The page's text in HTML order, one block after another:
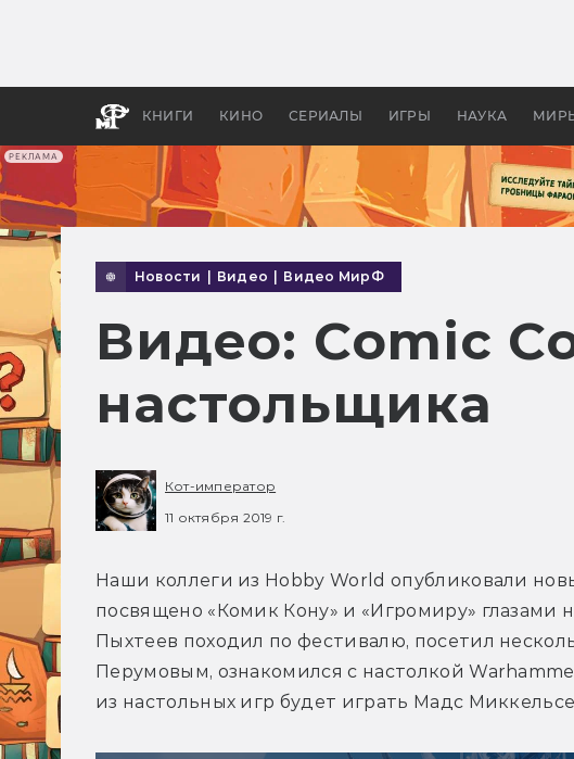
РЕКЛАМА
КНИГИ КИНО СЕРИАЛЫ ИГРЫ НАУКА
апокалипсис, в
Новости Видео Видео МирФ
Видео: Comic
настольщика
Кот-император
11 октября 2019 г.
Наши коллеги из Hobby World опубликовали
посвящено «Комик Кону» и «Игромиру»
Пыхтеев походил по фестивалю, посетил
Перумовым, ознакомился с настолкой
из настольных игр будет играть Мадс